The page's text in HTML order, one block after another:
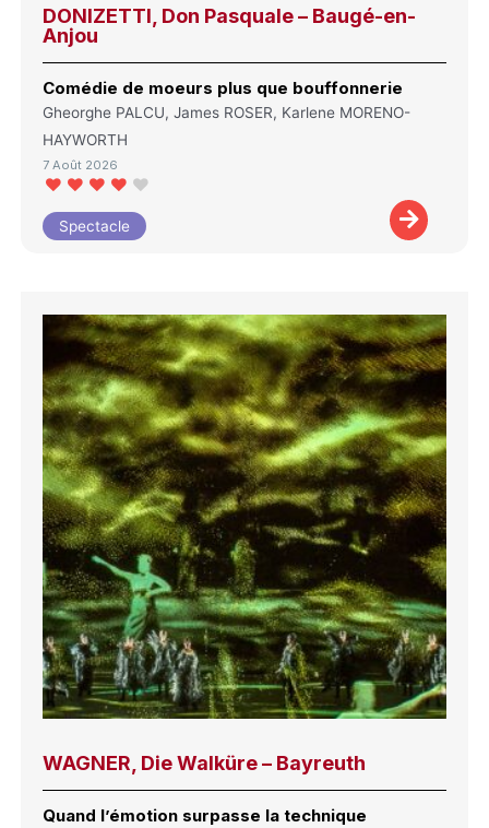
DONIZETTI, Don Pasquale – Baugé-en-
Anjou
Comédie de moeurs plus que bouffonnerie
Gheorghe PALCU, James ROSER, Karlene MORENO-
HAYWORTH
7 Août 2026
Spectacle
WAGNER, Die Walküre – Bayreuth
Quand l’émotion surpasse la technique